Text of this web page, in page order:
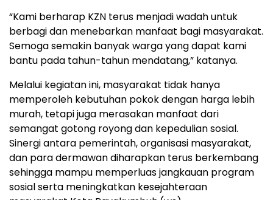
“Kami berharap KZN terus menjadi wadah untuk
berbagi dan menebarkan manfaat bagi masyarakat.
Semoga semakin banyak warga yang dapat kami
bantu pada tahun-tahun mendatang,” katanya.
Melalui kegiatan ini, masyarakat tidak hanya
memperoleh kebutuhan pokok dengan harga lebih
murah, tetapi juga merasakan manfaat dari
semangat gotong royong dan kepedulian sosial.
Sinergi antara pemerintah, organisasi masyarakat,
dan para dermawan diharapkan terus berkembang
sehingga mampu memperluas jangkauan program
sosial serta meningkatkan kesejahteraan